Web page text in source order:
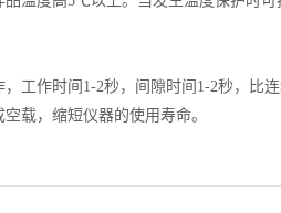
作时间1-2秒，间隙时间1-2秒，比
载，缩短仪器的使用寿命。